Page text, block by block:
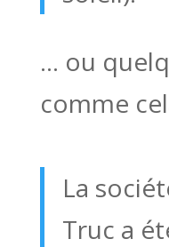
… ou
comme
La
Truc a